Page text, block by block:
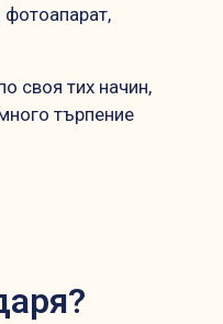
своя тих начин,
търпение